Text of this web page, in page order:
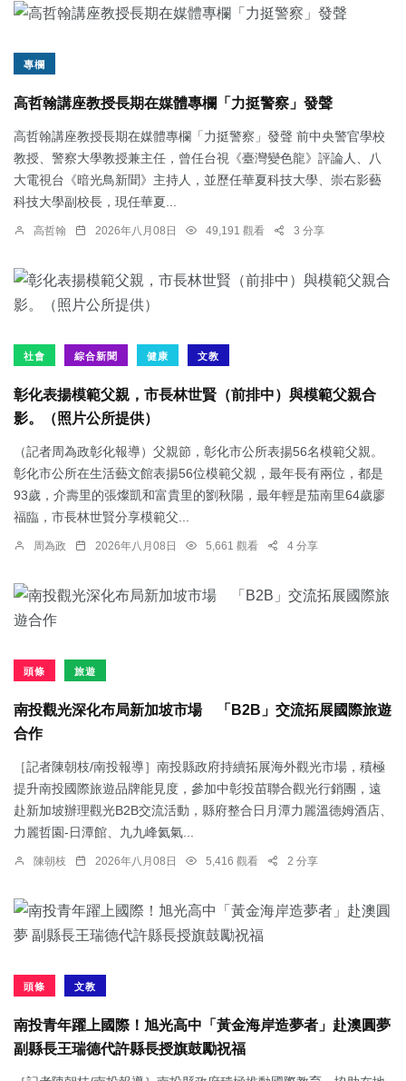
專欄
高哲翰講座教授長期在媒體專欄「力挺警察」發聲
高哲翰講座教授長期在媒體專欄「力挺警察」發聲 前中央警官學校
教授、警察大學教授兼主任，曾任台視《臺灣變色龍》評論人、八
大電視台《暗光鳥新聞》主持人，並歷任華夏科技大學、崇右影藝
科技大學副校長，現任華夏...
高哲翰 2026年八月08日 49,191 觀看 3 分享
社會 綜合新聞 健康 文教
彰化表揚模範父親，市長林世賢（前排中）與模範父親合
影。（照片公所提供）
（記者周為政彰化報導）父親節，彰化市公所表揚56名模範父親。
彰化市公所在生活藝文館表揚56位模範父親，最年長有兩位，都是
93歲，介壽里的張燦凱和富貴里的劉秋陽，最年輕是茄南里64歲廖
福臨，市長林世賢分享模範父...
周為政 2026年八月08日 5,661 觀看 4 分享
頭條 旅遊
南投觀光深化布局新加坡市場 「B2B」交流拓展國際旅遊
合作
［記者陳朝枝/南投報導］南投縣政府持續拓展海外觀光市場，積極
提升南投國際旅遊品牌能見度，參加中彰投苗聯合觀光行銷團，遠
赴新加坡辦理觀光B2B交流活動，縣府整合日月潭力麗溫德姆酒店、
力麗哲園-日潭館、九九峰氦氣...
陳朝枝 2026年八月08日 5,416 觀看 2 分享
頭條 文教
南投青年躍上國際！旭光高中「黃金海岸造夢者」赴澳圓夢
副縣長王瑞德代許縣長授旗鼓勵祝福